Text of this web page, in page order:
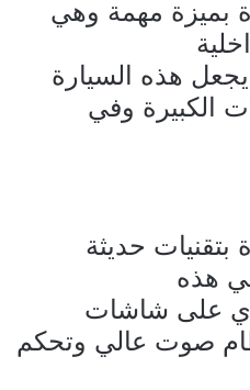
بميزة مهمة وهي
يجعل هذه السيارة
الكبيرة وفي
بتقنيات حديثة
هذه
على شاشات
صوت عالي وتحكم